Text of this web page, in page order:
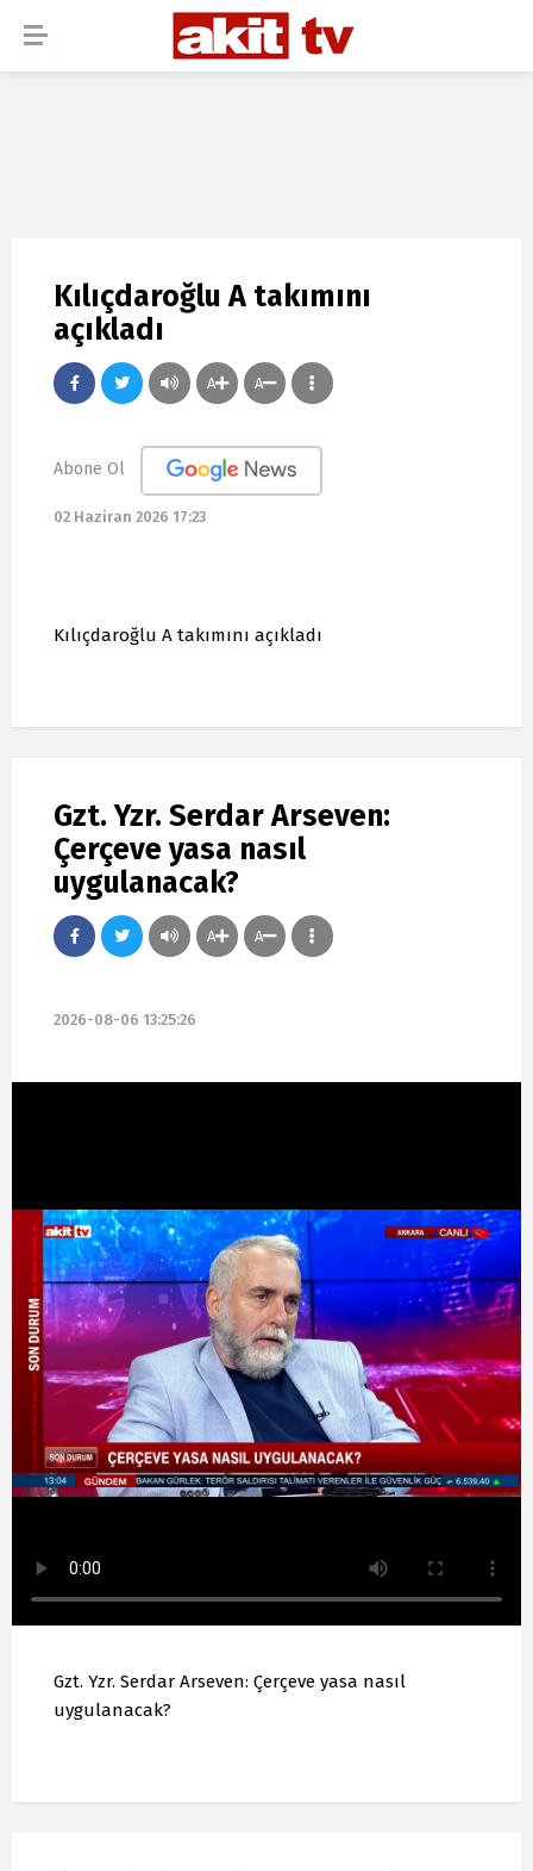
Kılıçdaroğlu A takımını
açıkladı
A A
Abone Ol
02 Haziran 2026 17:23
Kılıçdaroğlu A takımını açıkladı
Gzt. Yzr. Serdar Arseven:
Çerçeve yasa nasıl
uygulanacak?
A A
2026-08-06 13:25:26
Gzt. Yzr. Serdar Arseven: Çerçeve yasa nasıl
uygulanacak?